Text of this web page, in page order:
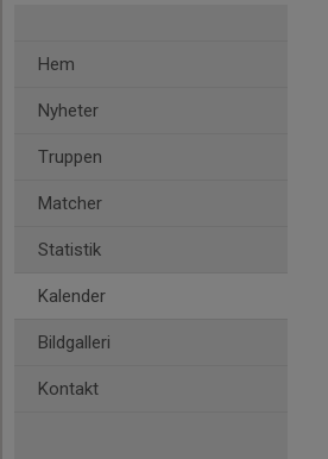
Hem
Nyheter
Truppen
Matcher
Statistik
Kalender
Bildgalleri
Kontakt